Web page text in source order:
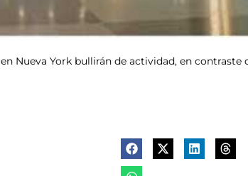
Nueva York bullirán de actividad, en